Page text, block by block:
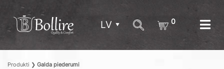
LV 0
Produkti ❯ Galda piederumi